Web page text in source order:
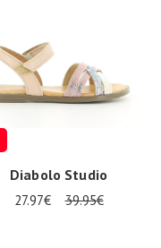
Diabolo Studio
27.97€ 39.95€